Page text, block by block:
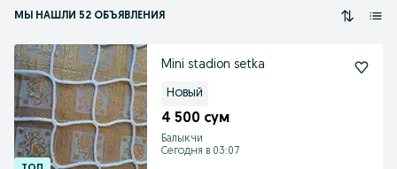
МЫ НАШЛИ 52 ОБЪЯВЛЕНИЯ
Mini stadion setka
Новый
4 500 сум
Балыкчи
Сегодня в 03:07